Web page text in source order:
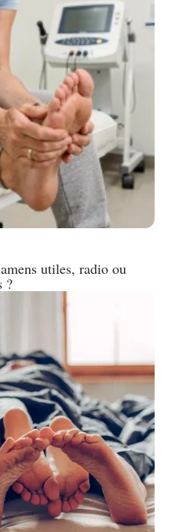
utiles, radio ou
?